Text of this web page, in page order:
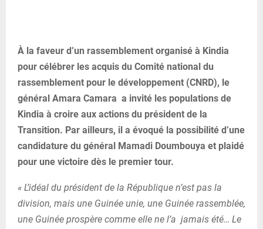
À la faveur d’un rassemblement organisé à Kindia
pour célébrer les acquis du Comité national du
rassemblement pour le développement (CNRD), le
général Amara Camara a invité les populations de
Kindia à croire aux actions du président de la
Transition. Par ailleurs, il a évoqué la possibilité d’une
candidature du général Mamadi Doumbouya et plaidé
pour une victoire dès le premier tour.
« L’idéal du président de la République n’est pas la
division, mais une Guinée unie, une Guinée rassemblée,
une Guinée prospère comme elle ne l’a jamais été… Le